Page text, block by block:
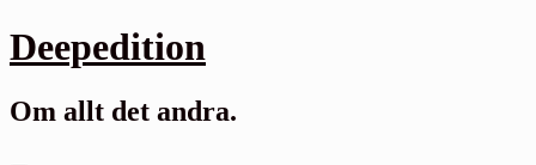
Gå
till
Deepedition
Om allt det andra.